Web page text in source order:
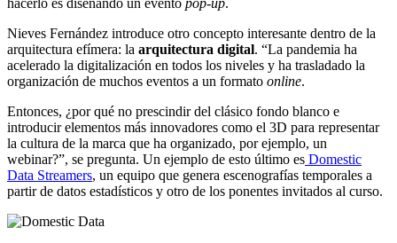
hacerlo es diseñando un evento pop-up.
Nieves Fernández introduce otro concepto interesante dentro de la
arquitectura efímera: la arquitectura digital. “La pandemia ha
acelerado la digitalización en todos los niveles y ha trasladado la
organización de muchos eventos a un formato online.
Entonces, ¿por qué no prescindir del clásico fondo blanco e
introducir elementos más innovadores como el 3D para representar
la cultura de la marca que ha organizado, por ejemplo, un
webinar?”, se pregunta. Un ejemplo de esto último es Domestic
Data Streamers, un equipo que genera escenografías temporales a
partir de datos estadísticos y otro de los ponentes invitados al curso.